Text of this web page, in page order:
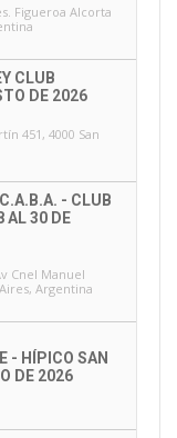
Figueroa Alcorta
CLUB
DE 2026
451, 4000 San
- CLUB
AL 30 DE
Cnel Manuel
Argentina
- HÍPICO SAN
DE 2026